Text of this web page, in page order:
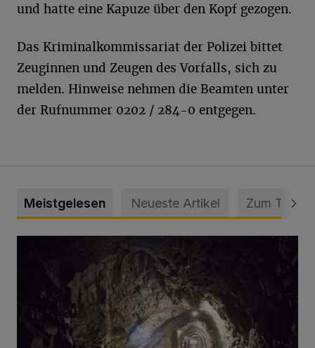
und hatte eine Kapuze über den Kopf gezogen.
Das Kriminalkommissariat der Polizei bittet
Zeuginnen und Zeugen des Vorfalls, sich zu
melden. Hinweise nehmen die Beamten unter
der Rufnummer 0202 / 284-0 entgegen.
Meistgelesen Neueste Artikel Zum Thema